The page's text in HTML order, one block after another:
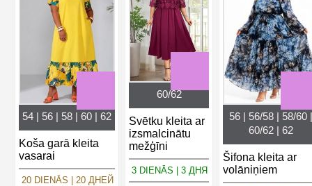
54 | 56 | 58 | 60 | 62
Koša garā kleita
vasarai
20 DIENĀS | 20 ДНЕЙ
60/62
Svētku kleita ar
izsmalcinātu
mežģīni
3 DIENĀS | 3 ДНЯ
56 | 56/58 | 58/60 |
60/62 | 62
Šifona kleita ar
volāniņiem